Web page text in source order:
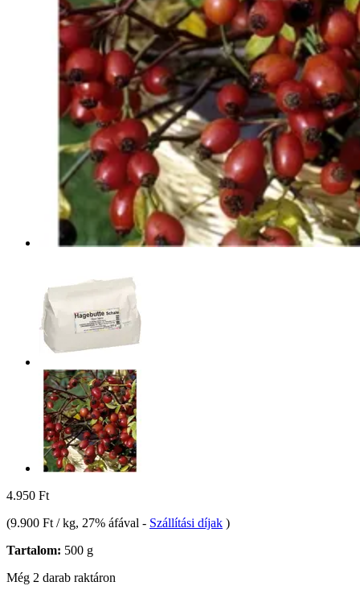
4.950 Ft
(9.900 Ft / kg, 27% áfával - Szállítási díjak )
Tartalom: 500 g
Még 2 darab raktáron